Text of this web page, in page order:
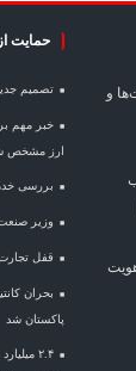
و
حمایت
تصمیم
ارز مشخص
بررسی
وزیر
قفل
بحران
پاکستان شد
۲.۴